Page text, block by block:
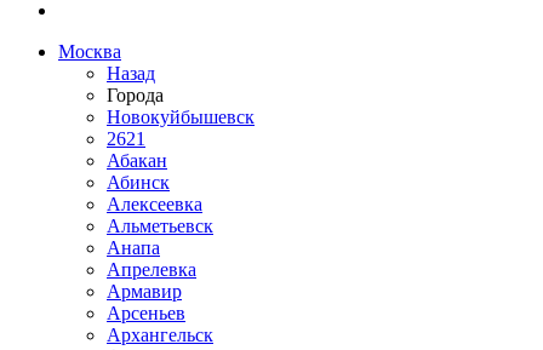
Москва
Назад
Города
Новокуйбышевск
2621
Абакан
Абинск
Алексеевка
Альметьевск
Анапа
Апрелевка
Армавир
Арсеньев
Архангельск